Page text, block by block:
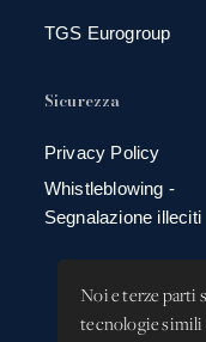
Noi e terze parti
tecnologie simili
TGS Eurogroup
Sicurezza
Privacy Policy
Whistleblowing -
Segnalazione illeciti